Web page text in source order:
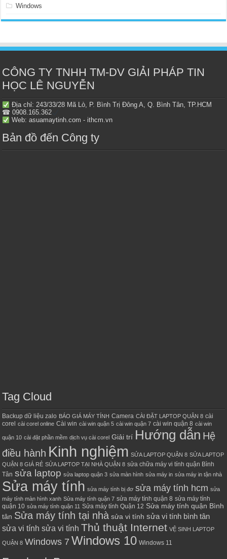
Windows
CÔNG TY TNHH TM-DV GIẢI PHÁP TIN
HỌC LÊ NGUYỄN
Địa chỉ: 243/33/28 Mã Lò, P. Bình Trị Đông A, Q. Bình Tân, TP.HCM
☎ 0908.165.362
Web: asuamaytinh.com - ithcm.vn
Bản đồ đến Công ty
Tag Cloud
Backup dữ liệu zalo BÁO GIÁ MÁY TÍNH Camera CÀI ĐẶT LAPTOP QUẬN 8 cài
corel
cài corel online Cài win cài win quận 5 cài win quận 7 cài win quận 8 cài win
quận 10 cài đặt phần mềm dịch vụ cài corel Giải trí Hướng dẫn Hệ
điều hành Kinh nghiệm SỬA LAPTOP QUẬN 8 SỬA LAPTOP
QUẬN 8 GIÁ RẺ SỬA LAPTOP TẠI NHÀ QUẬN 8 sửa chữa máy vi tính quận Bình
Tân sửa laptop sửa laptop quận 3 sửa màn hình sửa máy in sửa máy in tận nhà
Sửa máy tính sửa máy tính bị đơ sửa máy tính hcm sửa
máy tính màn hình xanh Sửa máy tính quận 7 sửa máy tính quận 8 sửa máy tính
quận 10 sửa máy tính quận 11 Sửa máy tính Quận 12 Sửa máy tính quận Bình
tân Sửa máy tính tại nhà sửa vi tính sửa vi tính bình tân
sửa vi tính sửa vi tính Thủ thuật Internet VỆ SINH LAPTOP
QUẬN 8 Windows 7 Windows 10 Windows 11